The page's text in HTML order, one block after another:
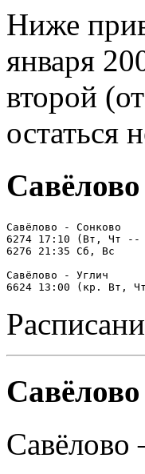
Ниже
января
второй
остаться
Савёлово
Савёлово - Сонково
6274 17:10 (Вт, Чт --
6276 21:35 Сб, Вс
Савёлово - Углич
Савёлово